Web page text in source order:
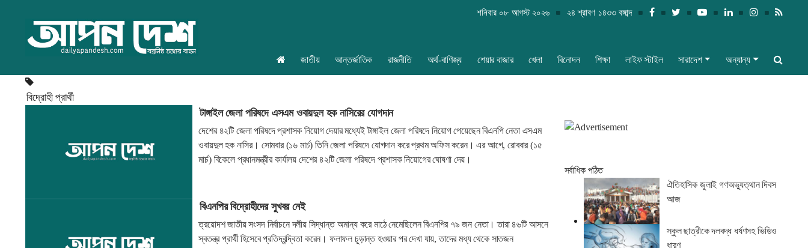
শনিবার ০৮ আগস্ট ২০২৬ ২৪ শ্রাবণ ১৪৩৩ বঙ্গাব্দ
জাতীয় আন্তর্জাতিক রাজনীতি অর্থ-বাণিজ্য শেয়ার বাজার খেলা বিনোদন শিক্ষা লাইফ স্টাইল সারাদেশ অন্যান্য
বিদ্রোহী প্রার্থী
টাঙ্গাইল জেলা পরিষদে এসএম ওবায়দুল হক নাসিরের যোগদান
দেশের ৪২টি জেলা পরিষদে প্রশাসক নিয়োগ দেয়ার মধ্যেই টাঙ্গাইল জেলা পরিষদে নিয়োগ পেয়েছেন বিএনপি নেতা এসএম
ওবায়দুল হক নাসির। সোমবার (১৬ মার্চ) তিনি জেলা পরিষদে যোগদান করে প্রথম অফিস করেন। এর আগে, রোববার (১৫
মার্চ) বিকেলে প্রধানমন্ত্রীর কার্যালয় দেশের ৪২টি জেলা পরিষদে প্রশাসক নিয়োগের ঘোষণা দেয়।
বিএনপির বিদ্রোহীদের সুখবর নেই
ত্রয়োদশ জাতীয় সংসদ নির্বাচনে দলীয় সিদ্ধান্ত অমান্য করে মাঠে নেমেছিলেন বিএনপির ৭৯ জন নেতা। তারা ৪৬টি আসনে
স্বতন্ত্র প্রার্থী হিসেবে প্রতিদ্বন্দ্বিতা করেন। ফলাফল চূড়ান্ত হওয়ার পর দেখা যায়, তাদের মধ্য থেকে সাতজন
সর্বাধিক পঠিত
ঐতিহাসিক জুলাই গণঅভ্যুত্থান দিবস
আজ
স্কুল ছাত্রীকে দলবদ্ধ ধর্ষণসহ ভিডিও
ধারণ